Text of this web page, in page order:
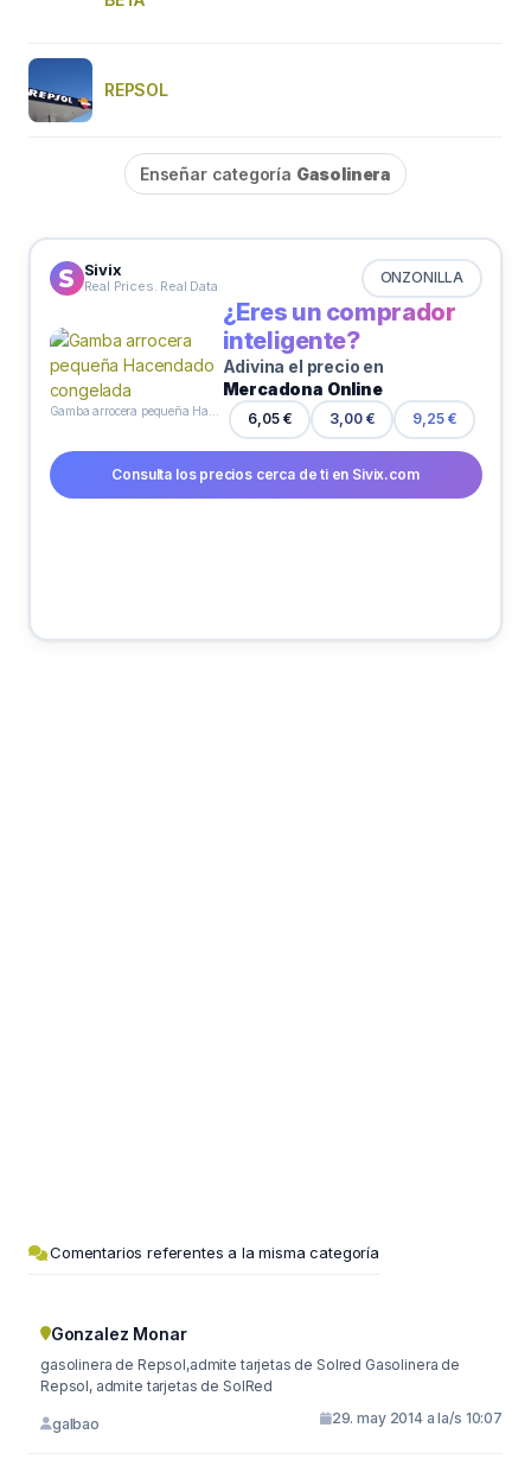
REPSOL
Enseñar categoría Gasolinera
Sivix
Real Prices. Real Data ONZONILLA
¿Eres un comprador
inteligente?
Adivina el precio en
Mercadona Online
6,05 € 3,00 € 9,25 €
Consulta los precios cerca de ti en Sivix.com
Comentarios referentes a la misma categoría
Gonzalez Monar
gasolinera de Repsol,admite tarjetas de Solred Gasolinera de
Repsol, admite tarjetas de SolRed
galbao 29. may 2014 a la/s 10:07